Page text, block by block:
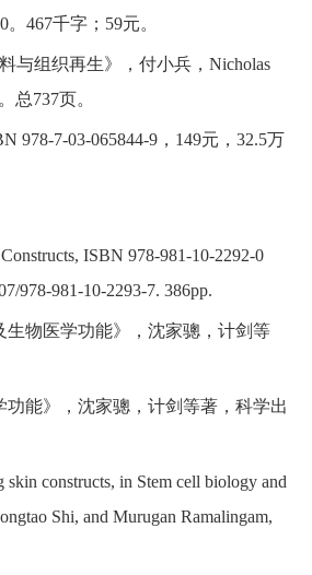
。 467千字； 59元。
与组织再生》，付小兵， Nicholas
总737页。
978-7-03-065844-9， 149元， 32.5万
ISBN 978-981-10-2292-0
978-981-10-2293-7. 386pp.
生物医学功能》，沈家骢，计剑等
功能》，沈家骢，计剑等著，科学出
skin constructs, in Stem cell biology and
Shi, and Murugan Ramalingam,